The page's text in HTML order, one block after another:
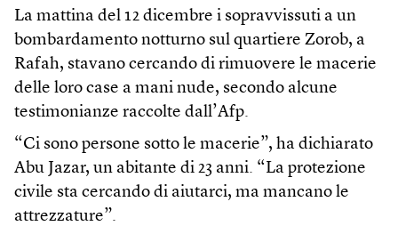
La mattina del 12 dicembre i sopravvissuti a un
bombardamento notturno sul quartiere Zorob, a
Rafah, stavano cercando di rimuovere le macerie
delle loro case a mani nude, secondo alcune
testimonianze raccolte dall’Afp.
“Ci sono persone sotto le macerie”, ha dichiarato
Abu Jazar, un abitante di 23 anni. “La protezione
civile sta cercando di aiutarci, ma mancano le
attrezzature”.